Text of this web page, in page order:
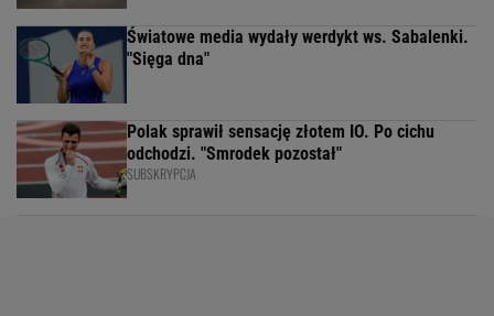
Światowe media wydały werdykt ws. Sabalenki.
"Sięga dna"
Polak sprawił sensację złotem IO. Po cichu
odchodzi. "Smrodek pozostał"
SUBSKRYPCJA